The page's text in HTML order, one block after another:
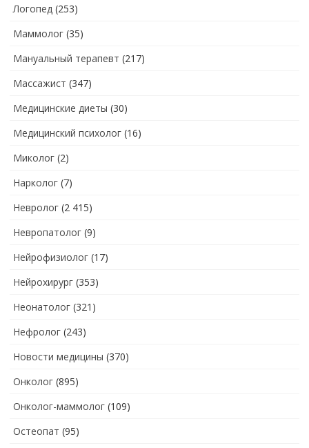
Логопед (253)
Маммолог (35)
Мануальный терапевт (217)
Массажист (347)
Медицинские диеты (30)
Медицинский психолог (16)
Миколог (2)
Нарколог (7)
Невролог (2 415)
Невропатолог (9)
Нейрофизиолог (17)
Нейрохирург (353)
Неонатолог (321)
Нефролог (243)
Новости медицины (370)
Онколог (895)
Онколог-маммолог (109)
Остеопат (95)